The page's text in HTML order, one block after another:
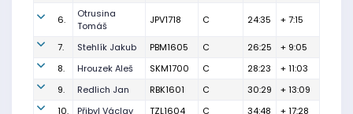
6.
Otrusina
Tomáš
JPV1718 C 24:35 + 7:15
7. Stehlík Jakub PBM1605 C 26:25
+ 9:05
8.
Hrouzek Aleš SKM1700 C 28:23
+ 11:03
9.
Redlich Jan RBK1601 C 30:29
+ 13:09
10.
Přibyl Václav TZL1604 C 34:48
+ 17:28